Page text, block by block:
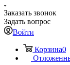
Заказать звонок
Задать вопрос
Войти
Корзина0